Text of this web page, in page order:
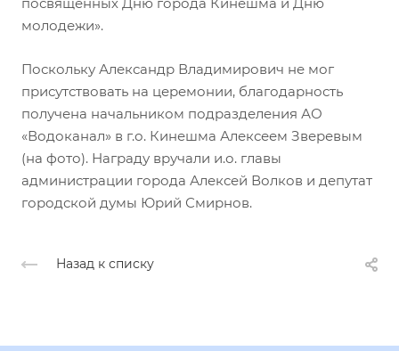
молодежи».
Поскольку Александр Владимирович не мог
присутствовать на церемонии, благодарность
получена начальником подразделения АО
«Водоканал» в г.о. Кинешма Алексеем Зверевым
(на фото). Награду вручали и.о. главы
администрации города Алексей Волков и депутат
городской думы Юрий Смирнов.
Назад к списку